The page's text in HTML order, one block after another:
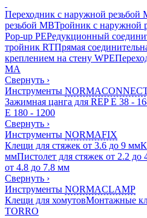
Переходник с наружной резьбой
резьбой MBТройник с наружной
Pop-up PEРедукционный
тройник RTПрямая
креплением на стену WPE
MA
Свернуть ›
Инструменты
Зажимная цанга для REP E 38 -
E 180 - 1200
Свернуть ›
Инструменты NORMAFIX
Клещи для стяжек от 3.6 до 9 мм
ммПистолет для стяжек от 2.2 до
от 4.8 до 7.8 мм
Свернуть ›
Инструменты NORMACLAMP
Клещи для хомутовМонтажные
TORRO